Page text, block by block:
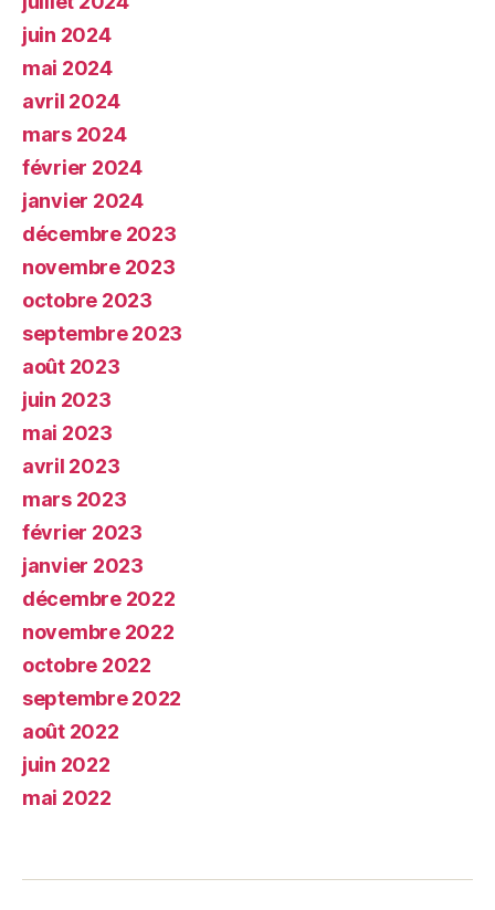
juin 2024
mai 2024
avril 2024
mars 2024
février 2024
janvier 2024
décembre 2023
novembre 2023
octobre 2023
septembre 2023
août 2023
juin 2023
mai 2023
avril 2023
mars 2023
février 2023
janvier 2023
décembre 2022
novembre 2022
octobre 2022
septembre 2022
août 2022
juin 2022
mai 2022